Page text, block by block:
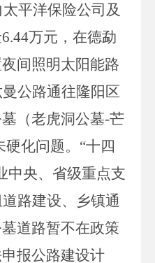
平洋保险公司及
万元，在德勐
间照明太阳能路
公路通往隆阳区
（老虎洞公墓-芒
化问题。 “十四
中央、省级重点支
道路建设、乡镇通
道路暂不在政策
报公路建设计